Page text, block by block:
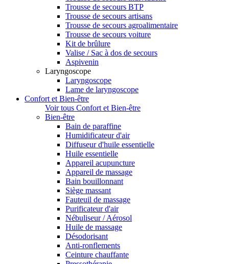
Trousse de secours BTP
Trousse de secours artisans
Trousse de secours agroalimentaire
Trousse de secours voiture
Kit de brûlure
Valise / Sac à dos de secours
Aspivenin
Laryngoscope
Laryngoscope
Lame de laryngoscope
Confort et Bien-être
Voir tous Confort et Bien-être
Bien-être
Bain de paraffine
Humidificateur d'air
Diffuseur d'huile essentielle
Huile essentielle
Appareil acupuncture
Appareil de massage
Bain bouillonnant
Siège massant
Fauteuil de massage
Purificateur d'air
Nébuliseur / Aérosol
Huile de massage
Désodorisant
Anti-ronflements
Ceinture chauffante